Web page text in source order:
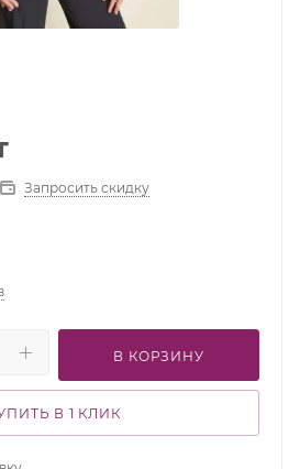
Запросить скидку
В КОРЗИНУ
В 1 КЛИК